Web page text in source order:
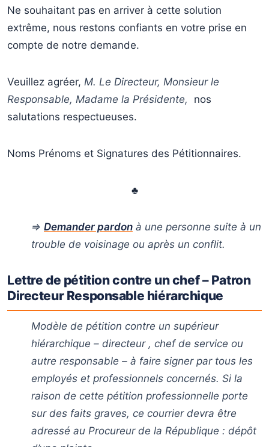
Ne souhaitant pas en arriver à cette solution
extrême, nous restons confiants en votre prise en
compte de notre demande.
Veuillez agréer, M. Le Directeur, Monsieur le
Responsable, Madame la Présidente, nos
salutations respectueuses.
Noms Prénoms et Signatures des Pétitionnaires.
♣
⇒ Demander pardon à une personne suite à un
trouble de voisinage ou après un conflit.
Lettre de pétition contre un chef – Patron
Directeur Responsable hiérarchique
Modèle de pétition contre un supérieur
hiérarchique – directeur , chef de service ou
autre responsable – à faire signer par tous les
employés et professionnels concernés. Si la
raison de cette pétition professionnelle porte
sur des faits graves, ce courrier devra être
adressé au Procureur de la République : dépôt